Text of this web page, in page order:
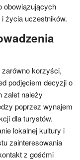
obowiązujących
życia uczestników.
korzyści,
podjęciem decyzji o
zalet należy
poprzez wynajem
dla turystów.
lokalnej kultury i
zainteresowania
z gośćmi